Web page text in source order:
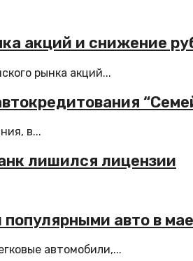
акций и снижение
рынка акций...
в...
лишился лицензии
авто в
автомобили,...